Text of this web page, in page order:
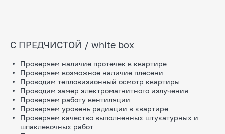
С ПРЕДЧИСТОЙ / white box
Проверяем наличие протечек в квартире
Проверяем возможное наличие плесени
Проводим тепловизионный осмотр квартиры
Проводим замер электромагнитного излучения
Проверяем работу вентиляции
Проверяем уровень радиации в квартире
Проверяем качество выполненных штукатурных и
шпаклевочных работ